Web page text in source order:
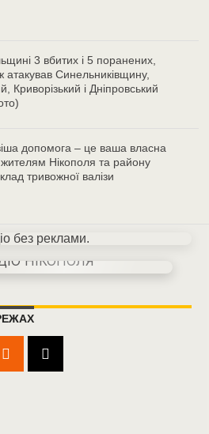
3 вбитих і 5 поранених,
атакував Синельниківщину,
Криворізький і Дніпровський
допомога – це ваша власна
жителям Нікополя та району
тривожної валізи